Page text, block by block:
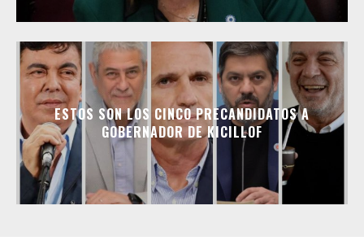
ESTOS SON LOS CINCO PRECANDIDATOS A
GOBERNADOR DE KICILLOF